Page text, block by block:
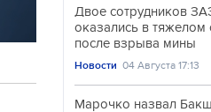
Двое сотрудников
оказались в тяжелом
после взрыва мины
Новости 04 Августа 17:13
Марочко назвал